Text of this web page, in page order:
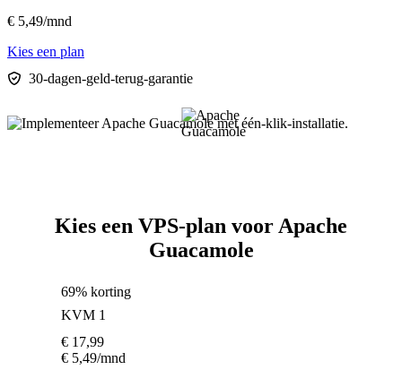
€ 5,49/mnd
Kies een plan
30-dagen-geld-terug-garantie
Kies een VPS-plan voor Apache
Guacamole
69% korting
KVM 1
€ 17,99
€ 5,49/mnd